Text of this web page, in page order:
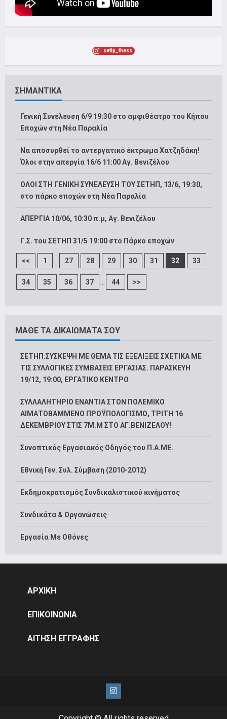
setip_thess
ΣΗΜΑΝΤΙΚΑ
Γενική Συνέλευση 6/9 19:30 στο αμφιθέατρο του Κήπου
Εποχών στη Νέα Παραλία
Να αποσυρθεί το αντεργατικό έκτρωμα Χατζηδάκη!
Όλοι στην απεργία 16/6 11:00 Αγ. Βενιζέλου
ΟΛΟΙ ΣΤΗ ΓΕΝΙΚΗ ΣΥΝΕΛΕΥΣΗ ΤΟΥ ΣΕΤΗΠ, 13/6, 19:30,
στο πάρκο εποχών στη Νέα Παραλία
ΑΠΕΡΓΙΑ 10/06, 10:30 π.μ, Αγ. Βενιζέλου
Γ.Σ. του ΣΕΤΗΠ 31/5 19:00 στο Πάρκο εποχών
<< 1 ... 27 28 29 30 31 32 33
34 35 36 37 ... 44 >>
ΜΑΘΕ ΤΑ ΔΙΚΑΙΩΜΑΤΑ ΣΟΥ
ΣΕΤΗΠ:ΣΥΣΚΕΨΗ ΜΕ ΘΕΜΑ ΤΙΣ ΕΞΕΛΙΞΕΙΣ ΣΧΕΤΙΚΑ ΜΕ
ΤΙΣ ΣΥΛΛΟΓΙΚΕΣ ΣΥΜΒΑΣΕΙΣ ΕΡΓΑΣΙΑΣ. ΠΑΡΑΣΚΕΥΗ
19/12, 19:00, ΕΡΓΑΤΙΚΟ ΚΕΝΤΡΟ
ΣΥΛΛΑΛΗΤΗΡΙΟ ΕΝΑΝΤΙΑ ΣΤΟΝ ΠΟΛΕΜΙΚΟ
ΑΙΜΑΤΟΒΑΜΜΕΝΟ ΠΡΟΫΠΟΛΟΓΙΣΜΟ, ΤΡΙΤΗ 16
ΔΕΚΕΜΒΡΙΟΥ ΣΤΙΣ 7Μ.Μ ΣΤΟ ΑΓ.ΒΕΝΙΖΕΛΟΥ!
Συνοπτικός Εργασιακός Οδηγός του Π.Α.ΜΕ.
Εθνική Γεν. Συλ. Σύμβαση (2010-2012)
Εκδημοκρατισμός Συνδικαλιστικού κινήματος
Συνδικάτα & Οργανώσεις
Εργασία Με Οθόνες
ΑΡΧΙΚΗ
ΕΠΙΚΟΙΝΩΝΙΑ
ΑΙΤΗΣΗ ΕΓΓΡΑΦΗΣ
Instagram